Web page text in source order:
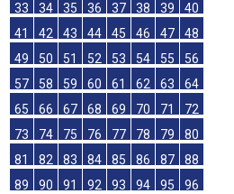
33
34 35 36 37 38 39
40
41
42 43 44 45 46 47
48
49
50 51 52 53 54 55
56
57
58 59 60 61 62 63
64
65
66 67 68 69 70 71
72
73
74 75 76 77 78 79
80
81
82 83 84 85 86 87
88
89
90 91 92 93 94 95
96